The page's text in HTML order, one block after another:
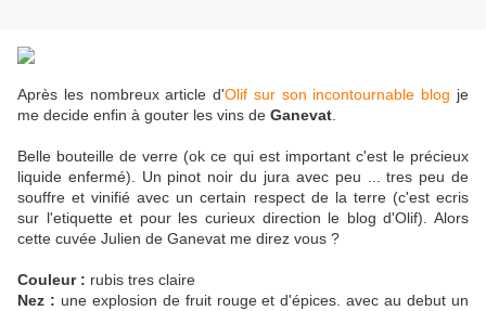
Après les nombreux article d'Olif sur son incontournable blog je
me decide enfin à gouter les vins de Ganevat
Belle bouteille de verre (ok ce qui est important c'est le précieux
liquide enfermé). Un pinot noir du jura avec peu ... tres peu de
souffre et vinifié avec un certain respect de la terre (c'est ecris
sur l'etiquette et pour les curieux direction le blog d'Olif). Alors
cette cuvée Julien de Ganevat me direz vous ?
Couleur : rubis tres claire
Nez : une explosion de fruit rouge et d'épices. avec au debut un